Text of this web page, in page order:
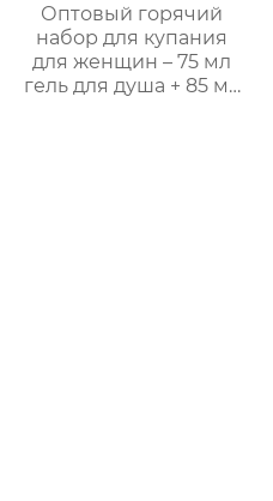
Оптовый горячий
набор для купания
для женщин – 75 мл
гель для душа + 85 мл